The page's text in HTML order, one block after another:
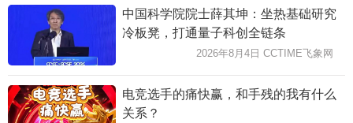
中国科学院院士薛其坤：坐热基础研究
冷板凳，打通量子科创全链条
2026年8月4日 CCTIME飞象网
电竞选手的痛快赢，和手残的我有什么
关系？